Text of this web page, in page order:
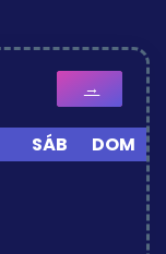
→
SÁB DOM